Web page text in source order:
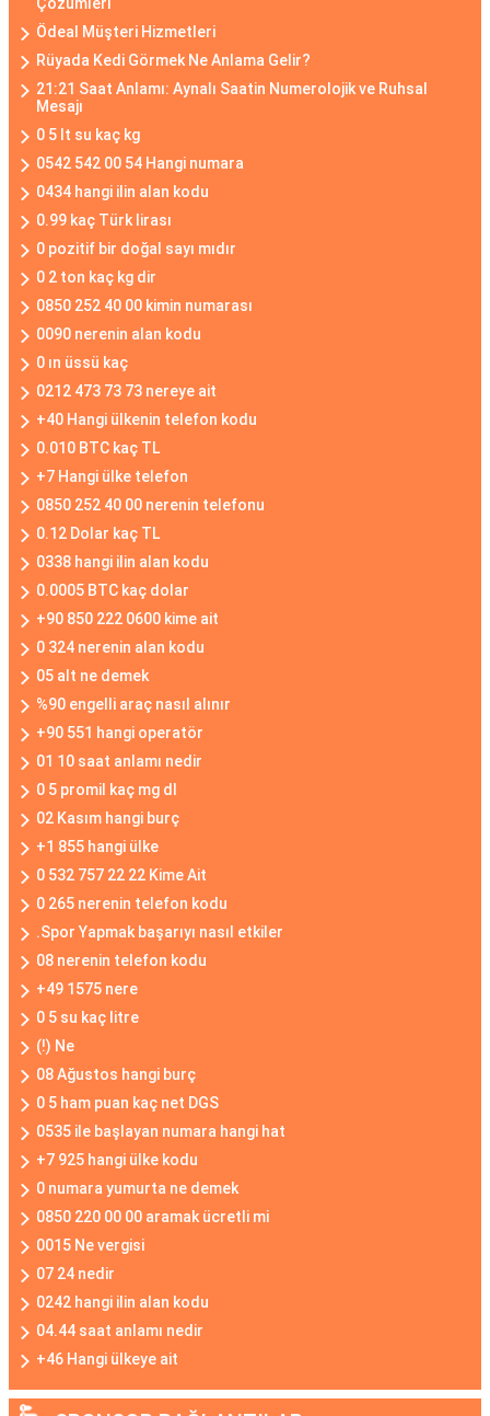
Ödeal Müşteri Hizmetleri
Rüyada Kedi Görmek Ne Anlama Gelir?
21:21 Saat Anlamı: Aynalı Saatin Numerolojik ve Ruhsal
Mesajı
0 5 lt su kaç kg
0542 542 00 54 Hangi numara
0434 hangi ilin alan kodu
0.99 kaç Türk lirası
0 pozitif bir doğal sayı mıdır
0 2 ton kaç kg dir
0850 252 40 00 kimin numarası
0090 nerenin alan kodu
0 ın üssü kaç
0212 473 73 73 nereye ait
+40 Hangi ülkenin telefon kodu
0.010 BTC kaç TL
+7 Hangi ülke telefon
0850 252 40 00 nerenin telefonu
0.12 Dolar kaç TL
0338 hangi ilin alan kodu
0.0005 BTC kaç dolar
+90 850 222 0600 kime ait
0 324 nerenin alan kodu
05 alt ne demek
%90 engelli araç nasıl alınır
+90 551 hangi operatör
01 10 saat anlamı nedir
0 5 promil kaç mg dl
02 Kasım hangi burç
+1 855 hangi ülke
0 532 757 22 22 Kime Ait
0 265 nerenin telefon kodu
.Spor Yapmak başarıyı nasıl etkiler
08 nerenin telefon kodu
+49 1575 nere
0 5 su kaç litre
(!) Ne
08 Ağustos hangi burç
0 5 ham puan kaç net DGS
0535 ile başlayan numara hangi hat
+7 925 hangi ülke kodu
0 numara yumurta ne demek
0850 220 00 00 aramak ücretli mi
0015 Ne vergisi
07 24 nedir
0242 hangi ilin alan kodu
04.44 saat anlamı nedir
+46 Hangi ülkeye ait